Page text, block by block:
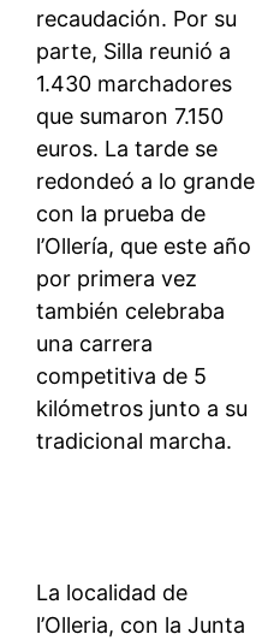
recaudación. Por su
parte, Silla reunió a
1.430 marchadores
que sumaron 7.150
euros. La tarde se
redondeó a lo grande
con la prueba de
l’Ollería, que este año
por primera vez
también celebraba
una carrera
competitiva de 5
kilómetros junto a su
tradicional marcha.
La localidad de
l’Olleria, con la Junta